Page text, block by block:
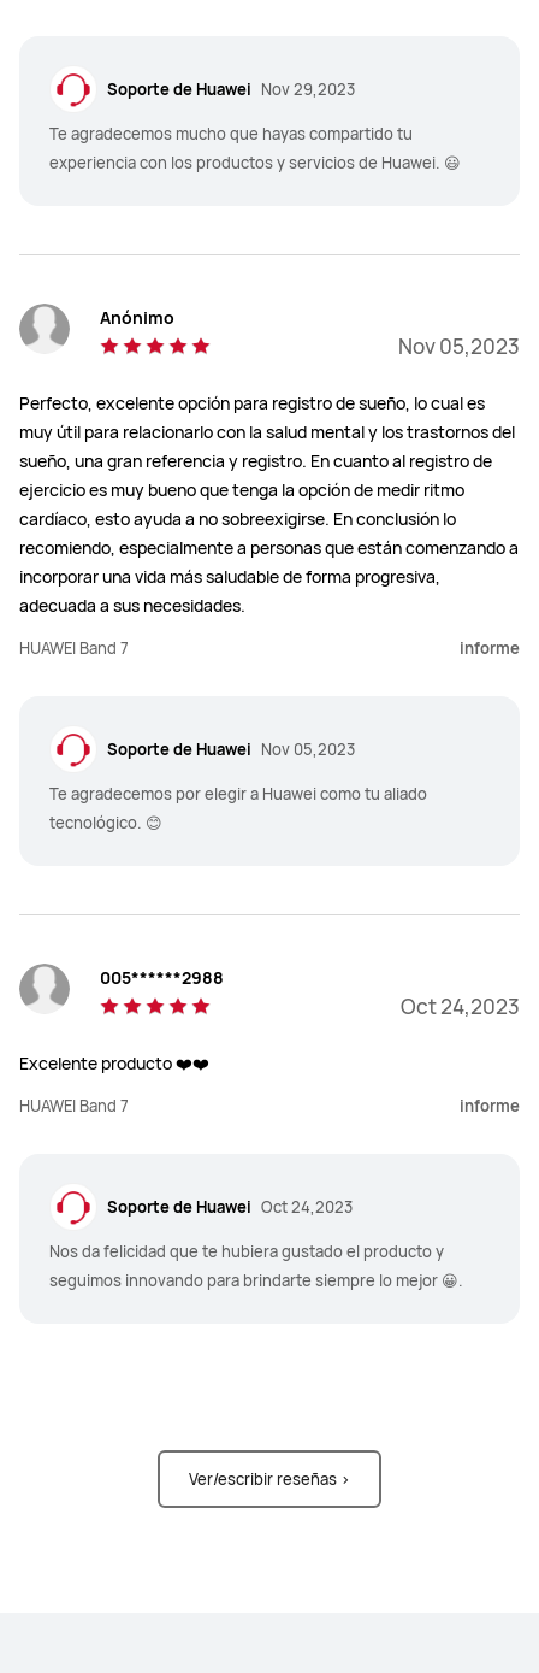
Soporte de Huawei Nov 29,2023
Te agradecemos mucho que hayas compartido tu
experiencia con los productos y servicios de Huawei. 😃
Anónimo
Nov 05,2023
Perfecto, excelente opción para registro de sueño, lo cual es
muy útil para relacionarlo con la salud mental y los trastornos del
sueño, una gran referencia y registro. En cuanto al registro de
ejercicio es muy bueno que tenga la opción de medir ritmo
cardíaco, esto ayuda a no sobreexigirse. En conclusión lo
recomiendo, especialmente a personas que están comenzando a
incorporar una vida más saludable de forma progresiva,
adecuada a sus necesidades.
HUAWEI Band 7 informe
Soporte de Huawei Nov 05,2023
Te agradecemos por elegir a Huawei como tu aliado
tecnológico. 😊
005******2988
Oct 24,2023
Excelente producto ❤️❤️
HUAWEI Band 7 informe
Soporte de Huawei Oct 24,2023
Nos da felicidad que te hubiera gustado el producto y
seguimos innovando para brindarte siempre lo mejor 😀.
Ver/escribir reseñas >